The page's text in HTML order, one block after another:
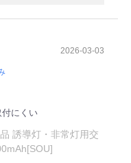
2026-03-03
にくい
誘導灯・非常灯用交